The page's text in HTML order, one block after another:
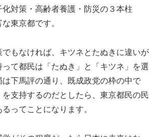
化対策・高齢者養護・防災の３本柱
東京都です。
でもなければ、キツネとたぬきに違いが
て都民は「たぬき」と「キツネ」を選
は下馬評の通り、既成政党の枠の中で
を支持するのだとしたら、東京都民の民
ってことになります。